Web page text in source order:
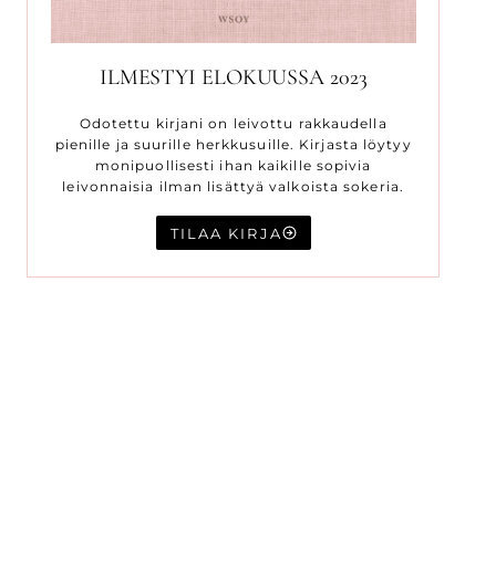
ILMESTYI ELOKUUSSA 2023
Odotettu kirjani on leivottu rakkaudella
pienille ja suurille herkkusuille. Kirjasta löytyy
monipuollisesti ihan kaikille sopivia
leivonnaisia ilman lisättyä valkoista sokeria.
TILAA KIRJA